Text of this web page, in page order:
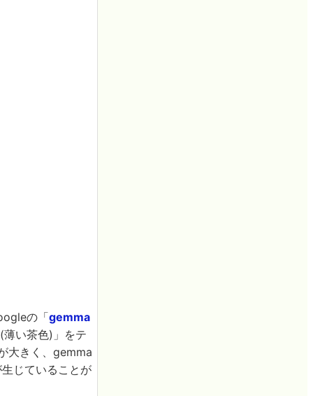
の「gemma
(薄い茶色)」をテ
大きく、gemma
じていることが